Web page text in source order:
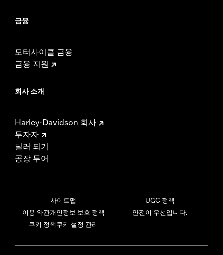
금융
모터사이클 금융
금융 지원
회사 소개
Harley-Davidson 회사
투자자
딜러 되기
공장 투어
사이트맵
이용 약관개인정보 보호 정책
쿠키 정책쿠키 설정 관리
UGC 정책
안전이 우선입니다.